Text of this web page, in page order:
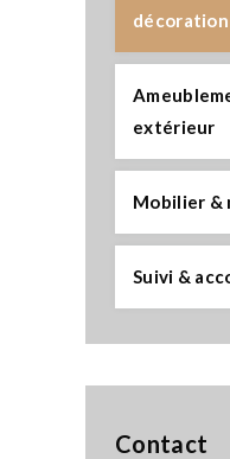
décoration
extérieur
Mobilier &
Suivi &
Contact